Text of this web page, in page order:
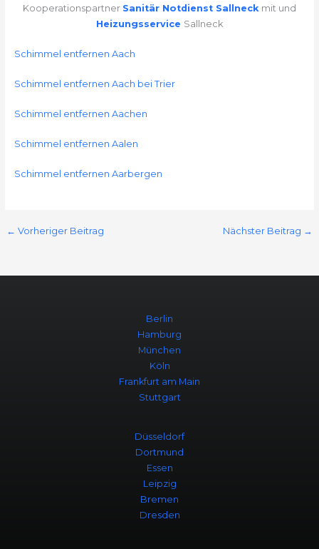
Kooperationspartner Sanitär Notdienst Sallneck mit und
Heizungsservice Sallneck
Schimmel entfernen Aach
Schimmel entfernen Aach bei Trier
Schimmel entfernen Aachen
Schimmel entfernen Aalen
Schimmel entfernen Aarbergen
← Vorheriger Beitrag Nächster Beitrag →
Berlin
Hamburg
München
Köln
Frankfurt am Main
Stuttgart
Düsseldorf
Dortmund
Essen
Leipzig
Bremen
Dresden